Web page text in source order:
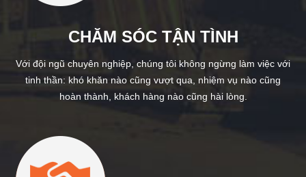
CHĂM SÓC TẬN TÌNH
Với đội ngũ chuyên nghiệp, chúng tôi không ngừng làm việc với
tinh thần: khó khăn nào cũng vượt qua, nhiệm vụ nào cũng
hoàn thành, khách hàng nào cũng hài lòng.